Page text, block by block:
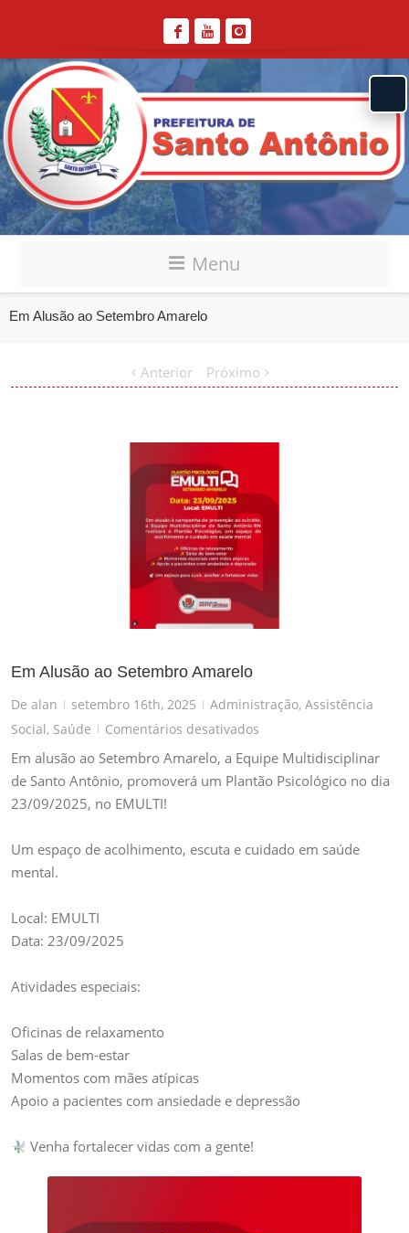
Menu
Em Alusão ao Setembro Amarelo
Anterior Próximo
Em Alusão ao Setembro Amarelo
De alan | setembro 16th, 2025 | Administração, Assistência
Social, Saúde | Comentários desativados
Em
Alusão
Amarelo
Em alusão ao Setembro Amarelo, a Equipe Multidisciplinar
de Santo Antônio, promoverá um Plantão Psicológico no dia
23/09/2025, no EMULTI!
Um espaço de acolhimento, escuta e cuidado em saúde
mental.
Local: EMULTI
Data: 23/09/2025
Atividades especiais:
Oficinas de relaxamento
Salas de bem-estar
Momentos com mães atípicas
Apoio a pacientes com ansiedade e depressão
Venha fortalecer vidas com a gente!